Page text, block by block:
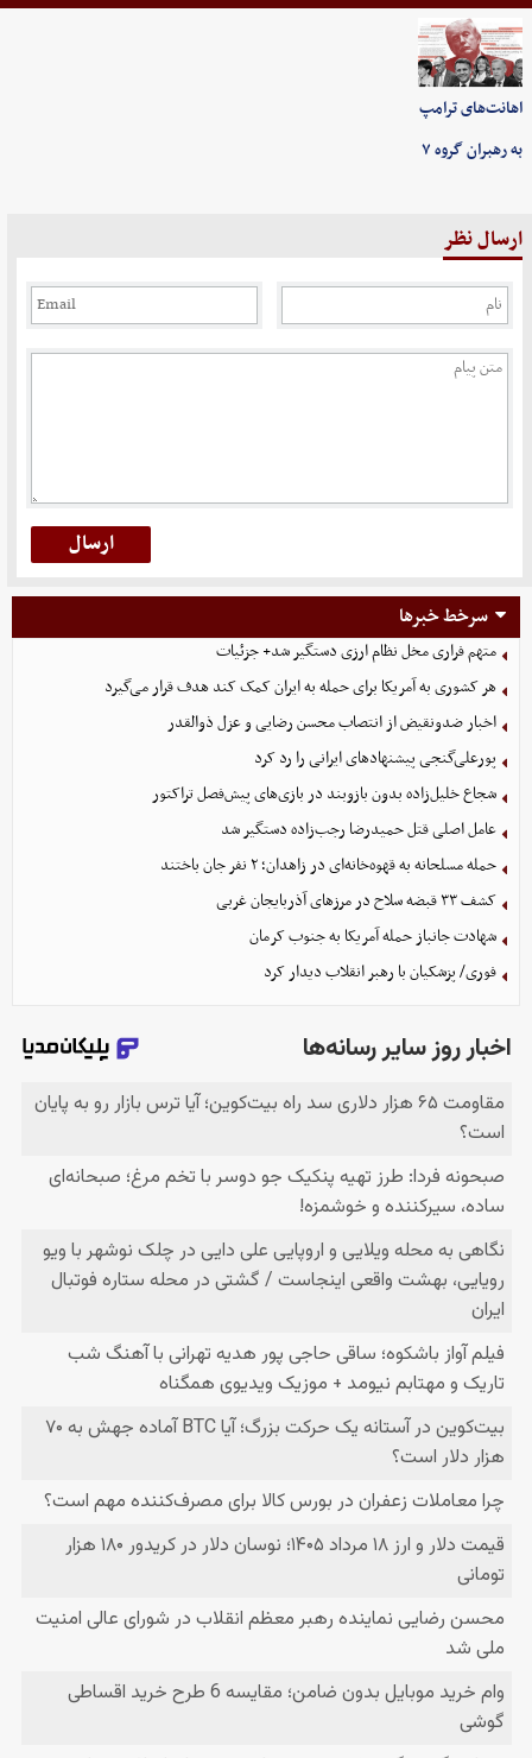
اهانت‌های ترامپ
به رهبران گروه ۷
ارسال نظر
سرخط خبرها
متهم فراری مخل نظام ارزی دستگیر شد+ جزئیات
هر کشوری به آمریکا برای حمله به ایران کمک کند هدف قرار می‌گیرد
اخبار ضدونقیض از انتصاب محسن رضایی و عزل ذوالقدر
پورعلی‌گنجی پیشنهادهای ایرانی را رد کرد
شجاع خلیل‌زاده بدون بازوبند در بازی‌های پیش‌فصل تراکتور
عامل اصلی قتل حمیدرضا رجب‌زاده دستگیر شد
حمله مسلحانه به قهوه‌خانه‌ای در زاهدان؛ ۲ نفر جان باختند
کشف ۳۳ قبضه سلاح در مرزهای آذربایجان غربی
شهادت جانباز حمله آمریکا به جنوب کرمان
فوری/ پزشکیان با رهبر انقلاب دیدار کرد